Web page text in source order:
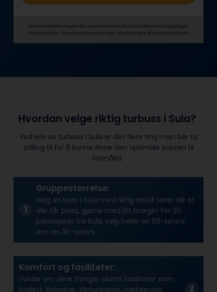
Din kontaktinformasjon blir utelukkende brukt i forbindelse med oppdrags­
forespørselen. Dine person­­opplysninger utleveres ikke til uvedkommende.
Hvordan velge riktig turbuss i Sula?
Ved leie av turbuss i Sula er det flere ting man bør ta
stilling til for å kunne finne den optimale bussen til
formålet:
Gruppestørrelse:
Velg en buss i Sula med riktig antall seter slik at
alle får plass, gjerne med litt margin. For 30
passasjerer fra Sula, velg heller en 50-seters
enn en 30-seters.
Komfort og fasiliteter:
Vurder om dere trenger ekstra fasiliteter som
toalett, kjøleskap, klimaanlegg, nakkeputer,